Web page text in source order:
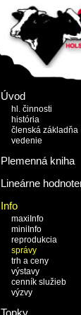
Úvod
hl. činnosti
história
členská základňa
vedenie
Plemenná kniha
Lineárne
Info
maxiInfo
miniInfo
reprodukcia
správy
trh a ceny
výstavy
cenník služieb
výzvy
Topky